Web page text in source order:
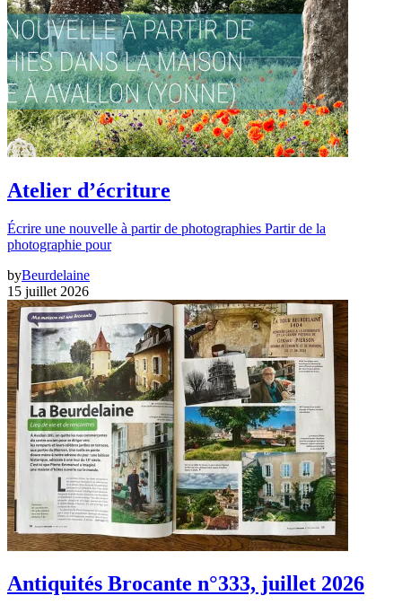
Atelier d’écriture
Écrire une nouvelle à partir de photographies Partir de la
photographie pour
byBeurdelaine
15 juillet 2026
Antiquités Brocante n°333, juillet 2026